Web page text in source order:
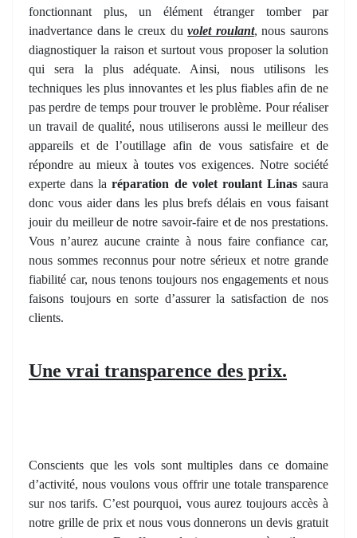
fonctionnant plus, un élément étranger tomber par
inadvertance dans le creux duvolet roulant, nous saurons
diagnostiquer la raison et surtout vous proposer la solution
qui sera la plus adéquate. Ainsi, nous utilisons les
techniques les plus innovantes et les plus fiables afin de ne
pas perdre de temps pour trouver le problème. Pour réaliser
un travail de qualité, nous utiliserons aussi le meilleur des
appareils et de l’outillage afin de vous satisfaire et de
répondre au mieux à toutes vos exigences. Notre société
experte dans laréparation de volet roulant Linassaura
donc vous aider dans les plus brefs délais en vous faisant
jouir du meilleur de notre savoir-faire et de nos prestations.
Vous n’aurez aucune crainte à nous faire confiance car,
nous sommes reconnus pour notre sérieux et notre grande
fiabilité car, nous tenons toujours nos engagements et nous
faisons toujours en sorte d’assurer la satisfaction de nos
clients.
Une vrai transparence des prix.
Conscients que les vols sont multiples dans ce domaine
d’activité, nous voulons vous offrir une totale transparence
sur nos tarifs. C’est pourquoi, vous aurez toujours accès à
notre grille de prix et nous vous donnerons un devis gratuit